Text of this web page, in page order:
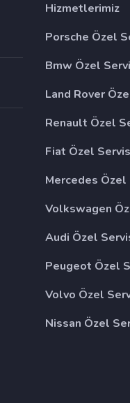
Hizmetlerimiz
Porsche Özel
Bmw Özel
Land Rover
Renault Özel
Fiat Özel Servis
Mercedes Özel
Volkswagen
Audi Özel
Peugeot Özel
Volvo Özel
Nissan Özel